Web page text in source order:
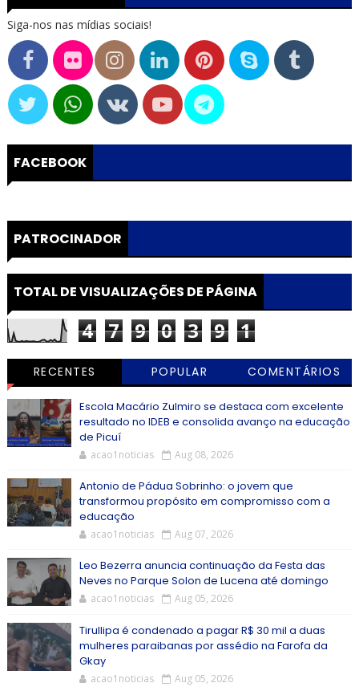
Siga-nos nas mídias sociais!
FACEBOOK
PATROCINADOR
TOTAL DE VISUALIZAÇÕES DE PÁGINA
4 7 9 0 3 9 1
RECENTES POPULAR COMENTÁRIOS
Escola Macário Zulmiro se destaca com excelente
resultado no IDEB e consolida avanço na educação
de Picuí
acao1noticias Aug 08, 2026
Antonio de Pádua Sobrinho: o jovem que
transformou propósito em compromisso com a
educação
acao1noticias Aug 07, 2026
Leo Bezerra anuncia continuação da Festa das
Neves no Parque Solon de Lucena até domingo
acao1noticias Aug 05, 2026
Tirullipa é condenado a pagar R$ 30 mil a duas
mulheres paraibanas por assédio na Farofa da
Gkay
acao1noticias Aug 05, 2026